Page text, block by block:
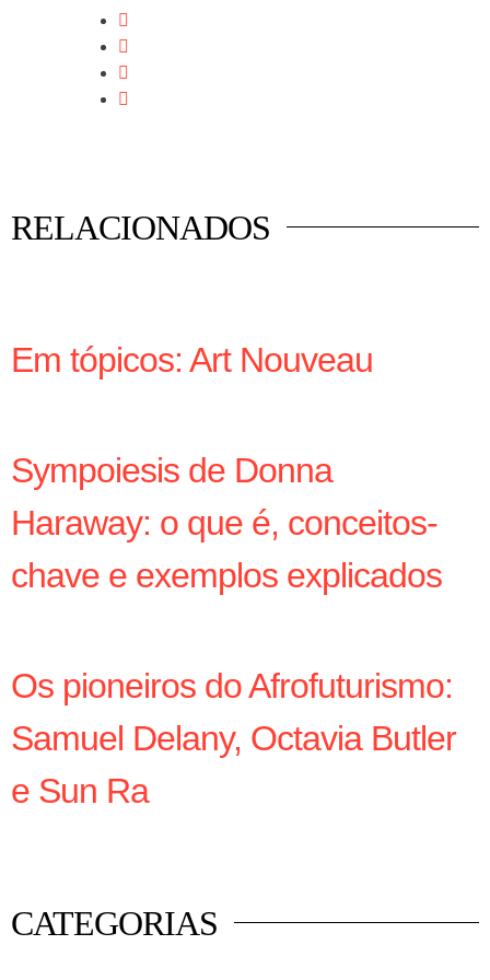
RELACIONADOS
Em tópicos: Art Nouveau
Sympoiesis de Donna
Haraway: o que é, conceitos-
chave e exemplos explicados
Os pioneiros do Afrofuturismo:
Samuel Delany, Octavia Butler
e Sun Ra
CATEGORIAS